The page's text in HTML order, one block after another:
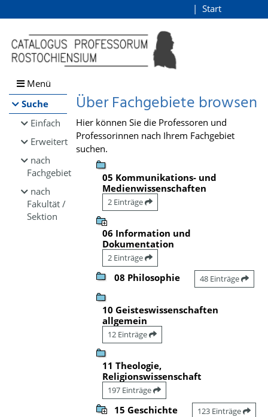
Browsen
direkt zum Inhalt
Start
Menü
Suche
Einfach
Erweitert
nach
Fachgebiet
nach
Fakultät /
Sektion
Über Fachgebiete browsen
Hier können Sie die Professoren und
Professorinnen nach Ihrem Fachgebiet
suchen.
05 Kommunikations- und
Medienwissenschaften
2 Einträge
06 Information und
Dokumentation
2 Einträge
08 Philosophie 48 Einträge
10 Geisteswissenschaften
allgemein
12 Einträge
11 Theologie,
Religionswissenschaft
197 Einträge
15 Geschichte 123 Einträge